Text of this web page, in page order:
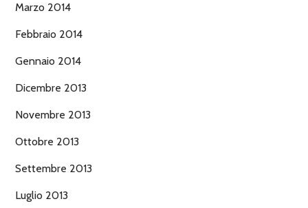
Marzo 2014
Febbraio 2014
Gennaio 2014
Dicembre 2013
Novembre 2013
Ottobre 2013
Settembre 2013
Luglio 2013